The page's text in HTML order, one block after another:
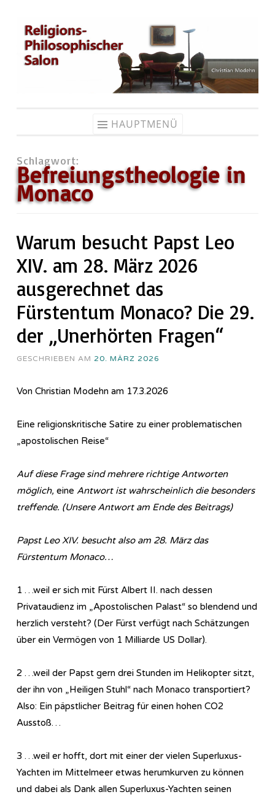
Zum
Inhalt
springen
HAUPTMENÜ
Schlagwort:
Befreiungstheologie in
Monaco
Warum besucht Papst Leo
XIV. am 28. März 2026
ausgerechnet das
Fürstentum Monaco? Die 29.
der „Unerhörten Fragen“
GESCHRIEBEN AM 20. MÄRZ 2026
Von Christian Modehn am 17.3.2026
Eine religionskritische Satire zu einer problematischen
„apostolischen Reise“
Auf diese Frage sind mehrere richtige Antworten
möglich, eine Antwort ist wahrscheinlich die besonders
treffende. (Unsere Antwort am Ende des Beitrags)
Papst Leo XIV. besucht also am 28. März das
Fürstentum Monaco…
1 …weil er sich mit Fürst Albert II. nach dessen
Privataudienz im „Apostolischen Palast“ so blendend und
herzlich versteht? (Der Fürst verfügt nach Schätzungen
über ein Vermögen von 1 Milliarde US Dollar).
2 …weil der Papst gern drei Stunden im Helikopter sitzt,
der ihn von „Heiligen Stuhl“ nach Monaco transportiert?
Also: Ein päpstlicher Beitrag für einen hohen CO2
Ausstoß…
3 …weil er hofft, dort mit einer der vielen Superluxus-
Yachten im Mittelmeer etwas herumkurven zu können
und dabei als Dank allen Superluxus-Yachten seinen